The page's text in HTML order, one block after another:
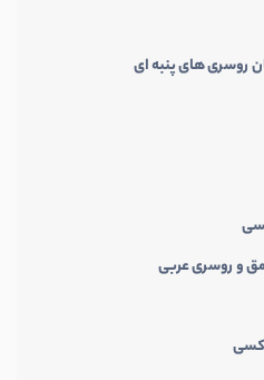
روسری های پنبه ای
و روسری عربی